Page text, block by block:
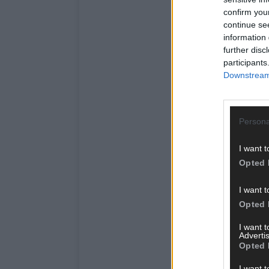
confirm
continue
information
further
I want
Opted
I want
Opted
I want
Opted